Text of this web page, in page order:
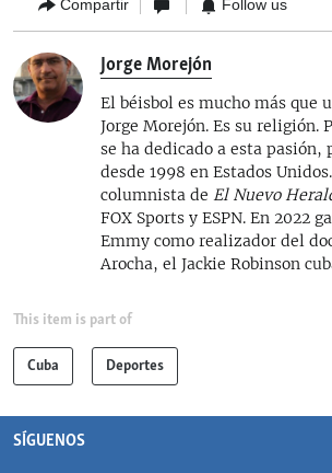
Compartir Follow us
Jorge Morejón
El béisbol es mucho más que
Jorge Morejón. Es su religión.
se ha dedicado a esta pasión,
desde 1998 en Estados
columnista de El Nuevo
FOX Sports y ESPN. En 2022
Emmy como realizador del
Arocha, el Jackie Robinson
This item is part of
Cuba Deportes
SÍGUENOS